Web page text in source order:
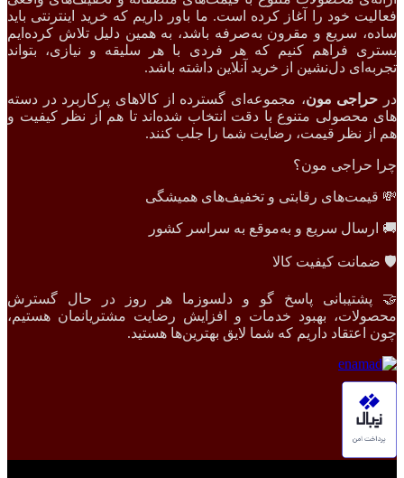
خود را آغاز کرده است. ما باور داریم که خرید اینترنتی باید
سریع و مقرون‌ به‌صرفه باشد، به همین دلیل تلاش کرده‌ایم
فراهم کنیم که هر فردی با هر سلیقه و نیازی، بتواند
دل‌نشین از خرید آنلاین داشته باشد.
مون ، مجموعه‌ای گسترده از کالاهای پرکاربرد در دسته
محصولی متنوع با دقت انتخاب شده‌اند تا هم از نظر کیفیت و
نظر قیمت، رضایت شما را جلب کنند.
حراجی مون؟
رقابتی و تخفیف‌های همیشگی
سریع و به‌موقع به سراسر کشور
کیفیت کالا
پاسخ گو و دلسوزما هر روز در حال گسترش
بهبود خدمات و افزایش رضایت مشتریانمان هستیم،
داریم که شما لایق بهترین‌ها هستید.